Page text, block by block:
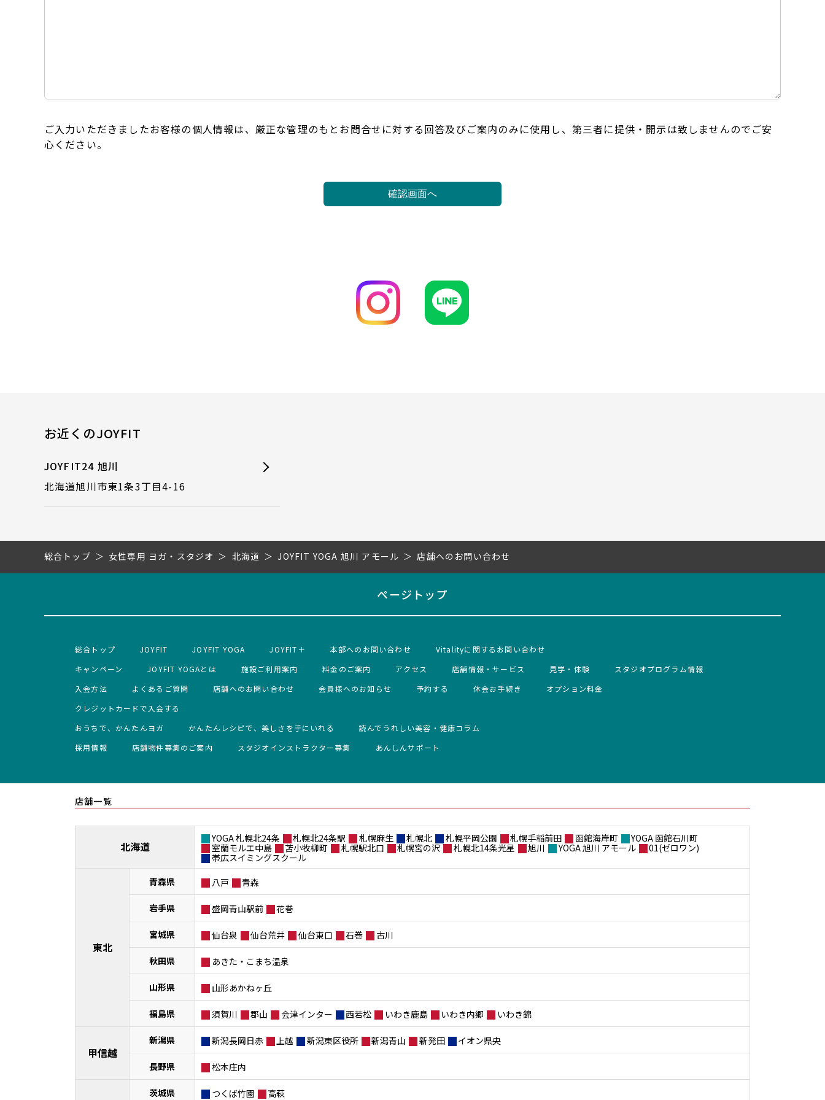
ご入力いただきましたお客様の個人情報は、厳正な管理のもとお問合せに対する回答及びご案内のみに使用し、第三者に提供・開示は致しませんのでご安
心ください。
お近くのJOYFIT
JOYFIT24 旭川
北海道旭川市東1条3丁目4-16
総合トップ 女性専用 ヨガ・スタジオ 北海道 JOYFIT YOGA 旭川 アモール 店舗へのお問い合わせ
ページトップ
総合トップ JOYFIT JOYFIT YOGA JOYFIT＋ 本部へのお問い合わせ
Vitalityに関するお問い合わせ
キャンペーン
JOYFIT YOGAとは 施設ご利用案内 料金のご案内 アクセス 店舗情報・サービス 見学・体験
スタジオプログラム情報
入会方法
よくあるご質問 店舗へのお問い合わせ 会員様へのお知らせ 予約する 休会お手続き
オプション料金
クレジットカードで入会する
おうちで、かんたんヨガ
かんたんレシピで、美しさを手にいれる
読んでうれしい美容・健康コラム
採用情報
店舗物件募集のご案内 スタジオインストラクター募集 あんしんサポート
店舗一覧
北海道
YOGA 札幌北24条 札幌北24条駅 札幌麻生 札幌北 札幌平岡公園 札幌手稲前田 函館海岸町
YOGA 函館石川町
室蘭モルエ中島
苫小牧柳町 札幌駅北口 札幌宮の沢 札幌北14条光星 旭川 YOGA 旭川 アモール
01(ゼロワン)
帯広スイミングスクール
東北
青森県 八戸 青森
岩手県 盛岡青山駅前 花巻
宮城県 仙台泉 仙台荒井 仙台東口 石巻 古川
秋田県 あきた・こまち温泉
山形県 山形あかねヶ丘
福島県 須賀川 郡山 会津インター 西若松 いわき鹿島 いわき内郷 いわき錦
甲信越
新潟県 新潟長岡日赤 上越 新潟東区役所 新潟青山 新発田 イオン県央
長野県 松本庄内
茨城県 つくば竹園 高萩